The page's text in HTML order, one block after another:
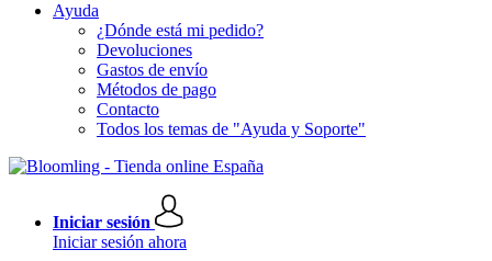
Ayuda
¿Dónde está mi pedido?
Devoluciones
Gastos de envío
Métodos de pago
Contacto
Todos los temas de "Ayuda y Soporte"
Iniciar sesión
Iniciar sesión ahora